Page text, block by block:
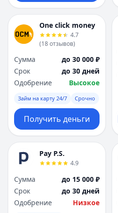
One click money
4.7
(18отзывов)
Сумма
до 30 000 ₽
Срок
до 30 дней
Одобрение
Высокое
Займ на карту 24/7 Срочно
Получить деньги
Pay P.S.
4.9
Сумма
до 15 000 ₽
Срок
до 30 дней
Одобрение
Низкое